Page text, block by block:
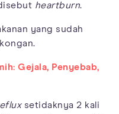
heartburn.
yang sudah
Gejala, Penyebab,
setidaknya 2 kali